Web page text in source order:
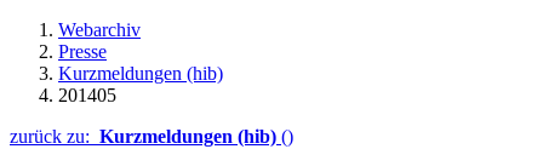
Webarchiv
Presse
Kurzmeldungen (hib)
201405
zurück zu: Kurzmeldungen (hib) ()